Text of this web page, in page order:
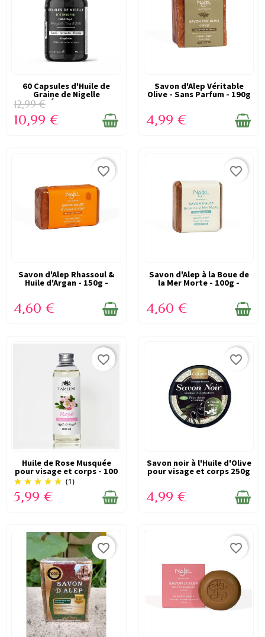
EN STOCK
60 Capsules d'Huile de
Graine de Nigelle
d'Éthiopie...
12,99 €
10,99 €
EN STOCK
Savon d'Alep Véritable
Olive - Sans Parfum - 190g
4,99 €
EN STOCK
favorite_border
Savon d'Alep Rhassoul &
Huile d'Argan - 150g -
100%...
4,60 €
EN STOCK
favorite_border
Savon d'Alep à la Boue de
la Mer Morte - 100g -
4,60 €
EN STOCK
favorite_border
Huile de Rose Musquée
pour visage et corps - 100
ml - Tameem
(1)
5,99 €
EN STOCK
favorite_border
Savon noir à l'Huile d'Olive
pour visage et corps 250g
4,99 €
favorite_border favorite_border